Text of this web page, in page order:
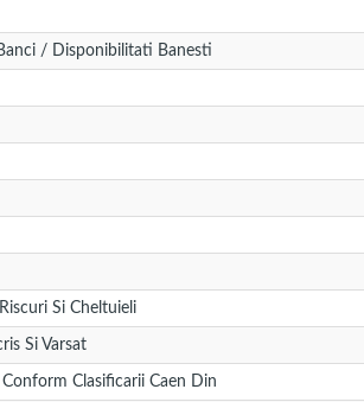
/ Disponibilitati Banesti
Si Cheltuieli
Si Varsat
Clasificarii Caen Din